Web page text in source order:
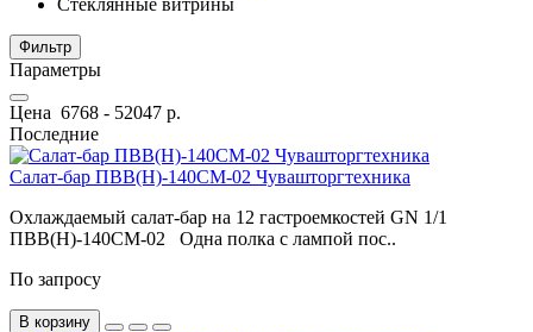
Стеклянные витрины
Фильтр
Параметры
Цена 6768 - 52047 р.
Последние
Салат-бар ПВВ(Н)-140СМ-02 Чувашторгтехника
Охлаждаемый салат-бар на 12 гастроемкостей GN 1/1
ПВВ(Н)-140СМ-02 Одна полка с лампой пос..
По запросу
В корзину